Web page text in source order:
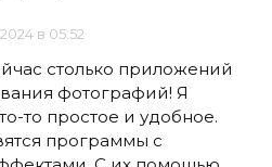
в 05:52
столько приложений
фотографий! Я
то простое и удобное.
программы с